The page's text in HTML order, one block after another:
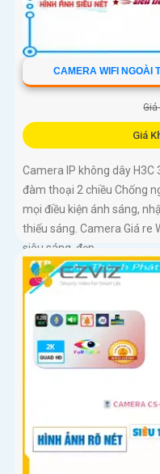
CAMERA WIFI NGOÀI
Giá
Giá
Camera IP không dây H3C
đàm thoại 2 chiều Chống
mọi điều kiện ánh sáng,
thiếu sáng. Camera Giá re
siêu sáng, đẹp